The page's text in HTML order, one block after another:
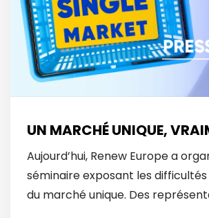
UN MARCHÉ UNIQUE,
Aujourd’hui, Renew Europe a
séminaire exposant les
du marché unique. Des